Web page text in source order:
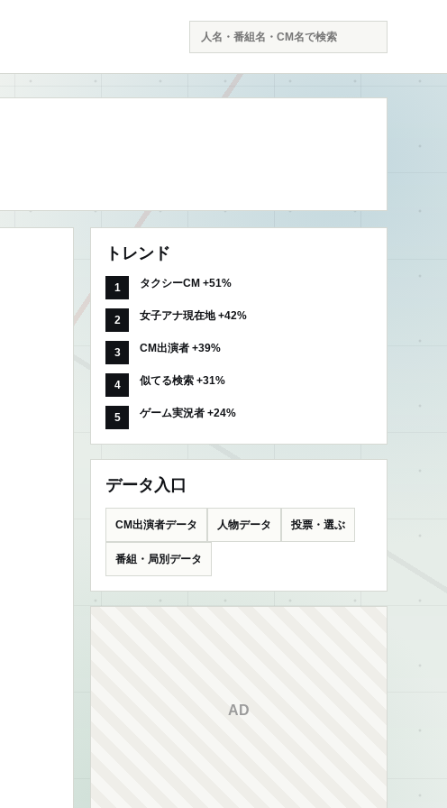
索
トレンド
タクシーCM +51%
女子アナ現在地 +42%
CM出演者 +39%
似てる検索 +31%
ゲーム実況者 +24%
データ入口
CM出演者データ 人物データ 投票・選ぶ
番組・局別データ
AD